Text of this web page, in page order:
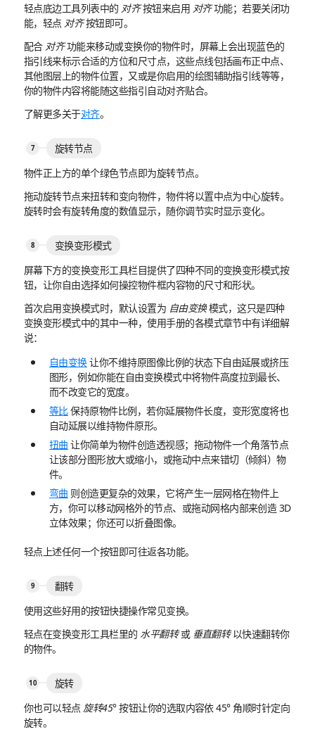
轻点底边工具列表中的 对齐按钮来启用 对齐功能；若要关闭功
能，轻点 对齐按钮即可。
配合 对齐功能来移动或变换你的物件时，屏幕上会出现蓝色的
指引线来标示合适的方位和尺寸点，这些点线包括画布正中点、
其他图层上的物件位置，又或是你启用的绘图辅助指引线等等，
你的物件内容将能随这些指引自动对齐贴合。
了解更多关于对齐。
旋转节点
物件正上方的单个绿色节点即为旋转节点。
拖动旋转节点来扭转和变向物件，物件将以置中点为中心旋转。
旋转时会有旋转角度的数值显示，随你调节实时显示变化。
变换变形模式
屏幕下方的变换变形工具栏目提供了四种不同的变换变形模式按
钮，让你自由选择如何操控物件框内容物的尺寸和形状。
首次启用变换模式时，默认设置为 自由变换模式，这只是四种
变换变形模式中的其中一种，使用手册的各模式章节中有详细解
说：
自由变换让你不维持原图像比例的状态下自由延展或挤压
图形，例如你能在自由变换模式中将物件高度拉到最长、
而不改变它的宽度。
等比保持原物件比例，若你延展物件长度，变形宽度将也
自动延展以维持物件原形。
扭曲 让你简单为物件创造透视感；拖动物件一个角落节点
让该部分图形放大或缩小，或拖动中点来错切（倾斜）物
件。
弯曲 则创造更复杂的效果，它将产生一层网格在物件上
方，你可以移动网格外的节点、或拖动网格内部来创造 3D
立体效果；你还可以折叠图像。
轻点上述任何一个按钮即可往返各功能。
翻转
使用这些好用的按钮快捷操作常见变换。
轻点在变换变形工具栏里的 水平翻转或 垂直翻转以快速翻转你
的物件。
旋转
你也可以轻点 旋转45°按钮让你的选取内容依 45° 角顺时针定向
旋转。